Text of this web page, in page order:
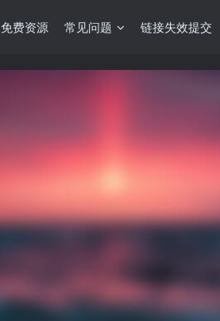
免费资源 常见问题 链接失效提交